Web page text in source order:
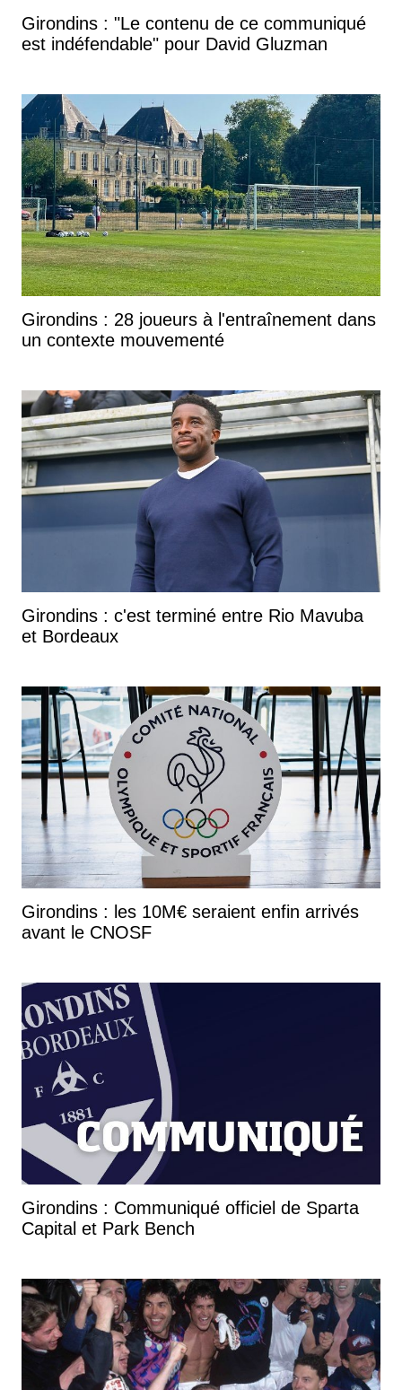
Girondins : "Le contenu de ce communiqué
est indéfendable" pour David Gluzman
Girondins : 28 joueurs à l'entraînement dans
un contexte mouvementé
Girondins : c'est terminé entre Rio Mavuba
et Bordeaux
Girondins : les 10M€ seraient enfin arrivés
avant le CNOSF
Girondins : Communiqué officiel de Sparta
Capital et Park Bench